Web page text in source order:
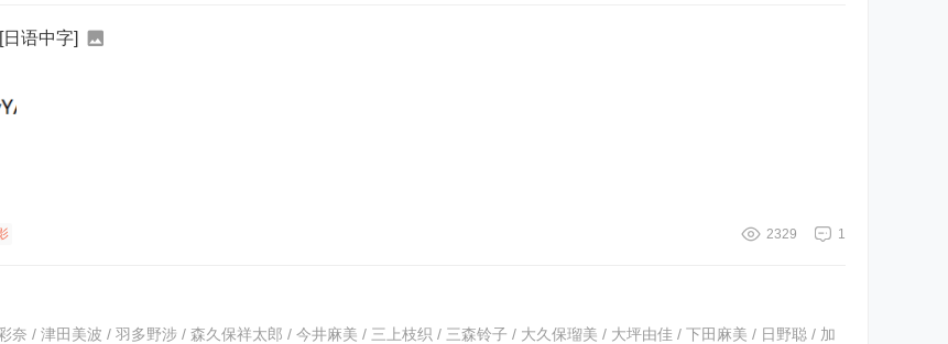
语中字]
1
2329
/ 津田美波 / 羽多野涉 / 森久保祥太郎 / 今井麻美 / 三上枝织 / 三森铃子 / 大久保瑠美 / 大坪由佳 / 下田麻美 / 日野聪 / 加